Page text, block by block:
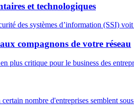
et technologiques
des systèmes d’information (SSI)
compagnons de votre réseau
plus critique pour le business des
nombre d'entreprises semblent